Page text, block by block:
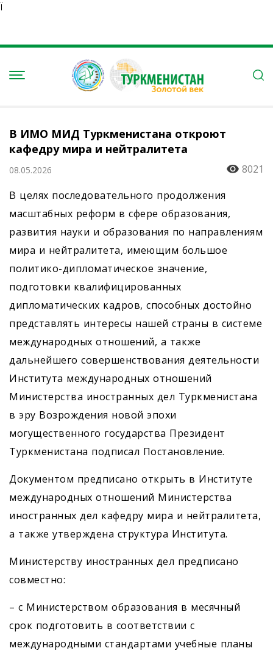
Ï
В ИМО МИД Туркменистана откроют
кафедру мира и нейтралитета
08.05.2026
8021
В целях последовательного продолжения
масштабных реформ в сфере образования,
развития науки и образования по направлениям
мира и нейтралитета, имеющим большое
политико-дипломатическое значение,
подготовки квалифицированных
дипломатических кадров, способных достойно
представлять интересы нашей страны в системе
международных отношений, а также
дальнейшего совершенствования деятельности
Института международных отношений
Министерства иностранных дел Туркменистана
в эру Возрождения новой эпохи
могущественного государства Президент
Туркменистана подписал Постановление.
Документом предписано открыть в Институте
международных отношений Министерства
иностранных дел кафедру мира и нейтралитета,
а также утверждена структура Института.
Министерству иностранных дел предписано
совместно:
– с Министерством образования в месячный
срок подготовить в соответствии с
международными стандартами учебные планы